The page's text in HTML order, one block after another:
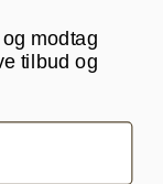
modtag
tilbud og